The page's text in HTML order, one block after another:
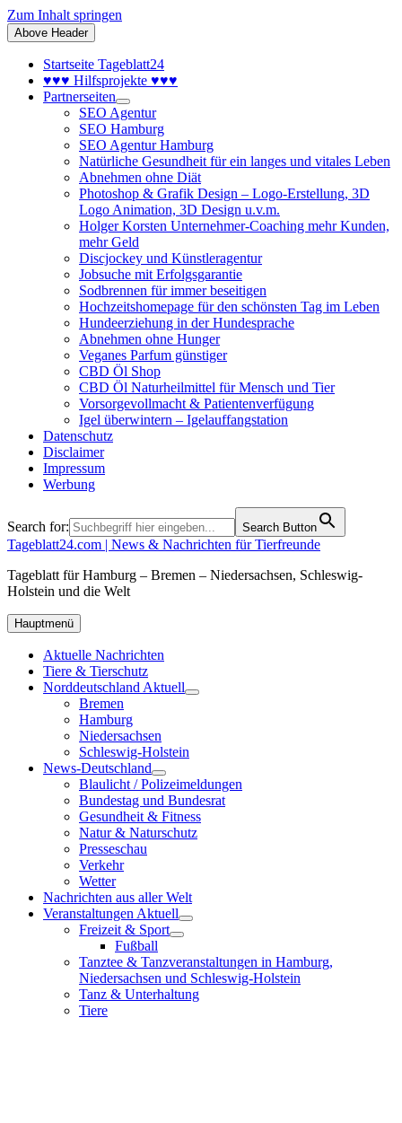
Zum Inhalt springen
Above Header
Startseite Tageblatt24
♥♥♥ Hilfsprojekte ♥♥♥
Partnerseiten
SEO Agentur
SEO Hamburg
SEO Agentur Hamburg
Natürliche Gesundheit für ein langes und vitales Leben
Abnehmen ohne Diät
Photoshop & Grafik Design – Logo-Erstellung, 3D
Logo Animation, 3D Design u.v.m.
Holger Korsten Unternehmer-Coaching mehr Kunden,
mehr Geld
Discjockey und Künstleragentur
Jobsuche mit Erfolgsgarantie
Sodbrennen für immer beseitigen
Hochzeitshomepage für den schönsten Tag im Leben
Hundeerziehung in der Hundesprache
Abnehmen ohne Hunger
Veganes Parfum günstiger
CBD Öl Shop
CBD Öl Naturheilmittel für Mensch und Tier
Vorsorgevollmacht & Patientenverfügung
Igel überwintern – Igelauffangstation
Datenschutz
Disclaimer
Impressum
Werbung
Search for: Search Button
Tageblatt24.com | News & Nachrichten für Tierfreunde
Tageblatt für Hamburg – Bremen – Niedersachsen, Schleswig-
Holstein und die Welt
Hauptmenü
Aktuelle Nachrichten
Tiere & Tierschutz
Norddeutschland Aktuell
Bremen
Hamburg
Niedersachsen
Schleswig-Holstein
News-Deutschland
Blaulicht / Polizeimeldungen
Bundestag und Bundesrat
Gesundheit & Fitness
Natur & Naturschutz
Presseschau
Verkehr
Wetter
Nachrichten aus aller Welt
Veranstaltungen Aktuell
Freizeit & Sport
Fußball
Tanztee & Tanzveranstaltungen in Hamburg,
Niedersachsen und Schleswig-Holstein
Tanz & Unterhaltung
Tiere